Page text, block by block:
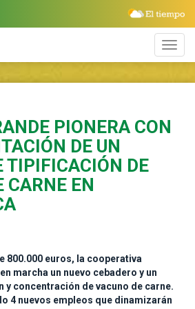
PIONERA CON
DE UN
TIPIFICACIÓN DE
CARNE EN
800.000 euros, la cooperativa
marcha un nuevo cebadero y un
y concentración de vacuno de carne.
4 nuevos empleos que dinamizarán